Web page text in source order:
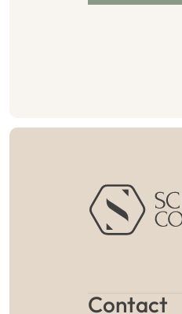
Contact